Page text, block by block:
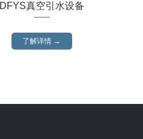
DFYS真空引水设备
了解详情 →